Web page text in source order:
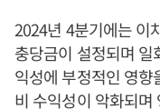
2024년 4분기에는 이
충당금이 설정되며
익성에 부정적인 영향
비 수익성이 악화되